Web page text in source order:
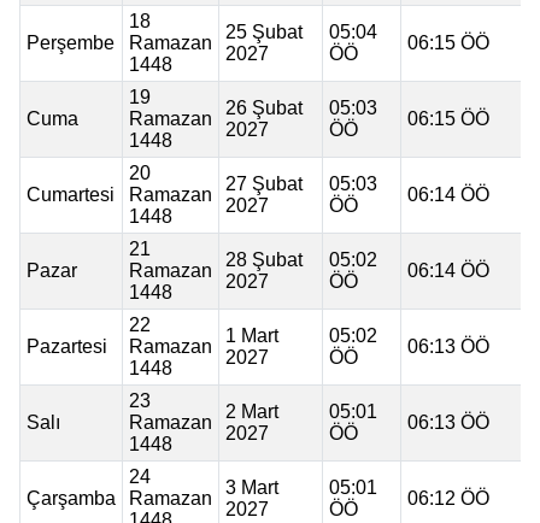
Perşembe
18
Ramazan
1448
25 Şubat
2027
05:04
ÖÖ
06:15 ÖÖ
Cuma
19
Ramazan
1448
26 Şubat
2027
05:03
ÖÖ
06:15 ÖÖ
Cumartesi
20
Ramazan
1448
27 Şubat
2027
05:03
ÖÖ
06:14 ÖÖ
Pazar
21
Ramazan
1448
28 Şubat
2027
05:02
ÖÖ
06:14 ÖÖ
Pazartesi
22
Ramazan
1448
1 Mart
2027
05:02
ÖÖ
06:13 ÖÖ
Salı
23
Ramazan
1448
2 Mart
2027
05:01
ÖÖ
06:13 ÖÖ
Çarşamba
24
Ramazan
3 Mart
2027
05:01
ÖÖ
06:12 ÖÖ